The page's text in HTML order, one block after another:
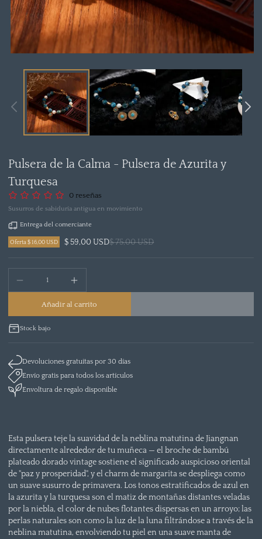
medio
modal
Pulsera de la Calma - Pulsera de Azurita y
Turquesa
0 reseñas
Susurros de sabiduría antigua en movimiento
Entrega del comerciante
$ 59,00 USD$ 75,00 USD
Oferta $ 16,00 USD
Añadir al carrito
Stock bajo
Devoluciones gratuitas por 30 días
Envío gratis para todos los artículos
Envoltura de regalo disponible
Esta pulsera teje la suavidad de la neblina matutina de Jiangnan
directamente alrededor de tu muñeca — el broche de bambú
plateado dorado vintage sostiene el significado auspicioso oriental
de "paz y prosperidad", y el charm de margarita se despliega como
un suave susurro de primavera. Los tonos estratificados de azul en
la azurita y la turquesa son el matiz de montañas distantes veladas
por la niebla, el color de nubes flotantes dispersas en un arroyo; las
perlas naturales son como la luz de la luna filtrándose a través de la
neblina matutina, envolviendo tu piel en una suave manta de